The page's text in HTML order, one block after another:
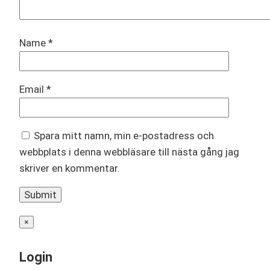
Name *
Email *
Spara mitt namn, min e-postadress och
webbplats i denna webbläsare till nästa gång jag
skriver en kommentar.
×
Login